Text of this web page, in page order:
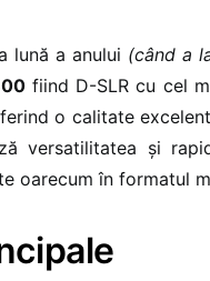
lună a anului (când a
fiind D-SLR cu cel
o calitate
versatilitatea și
oarecum în formatul